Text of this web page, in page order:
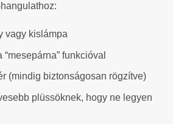
vagy kislámpa
funkcióval
(mindig biztonságosan rögzítve)
plüssöknek, hogy ne legyen